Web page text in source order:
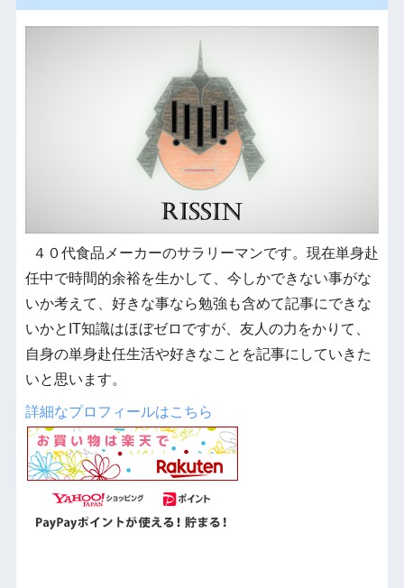
４０代食品メーカーのサラリーマンです。現在単身赴
任中で時間的余裕を生かして、今しかできない事がな
いか考えて、好きな事なら勉強も含めて記事にできな
いかとIT知識はほぼゼロですが、友人の力をかりて、
自身の単身赴任生活や好きなことを記事にしていきた
いと思います。
詳細なプロフィールはこちら